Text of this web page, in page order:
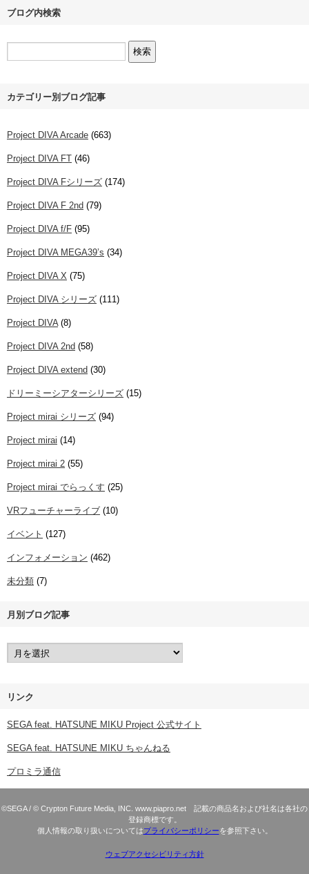
ブログ内検索
カテゴリー別ブログ記事
Project DIVA Arcade (663)
Project DIVA FT (46)
Project DIVA Fシリーズ (174)
Project DIVA F 2nd (79)
Project DIVA f/F (95)
Project DIVA MEGA39’s (34)
Project DIVA X (75)
Project DIVA シリーズ (111)
Project DIVA(8)
Project DIVA 2nd (58)
Project DIVA extend (30)
ドリーミーシアターシリーズ (15)
Project mirai シリーズ (94)
Project mirai (14)
Project mirai 2 (55)
Project mirai でらっくす (25)
VRフューチャーライブ (10)
イベント (127)
インフォメーション (462)
未分類 (7)
月別ブログ記事
リンク
SEGA feat. HATSUNE MIKU Project 公式サイト
SEGA feat. HATSUNE MIKU ちゃんねる
プロミラ通信
©SEGA / © Crypton Future Media, INC. www.piapro.net 記載の商品名および社名は各社の
登録商標です。
個人情報の取り扱いについてはプライバシーポリシーを参照下さい。
ウェブアクセシビリティ方針